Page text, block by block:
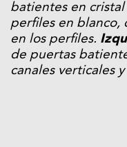
batientes en
perfiles en blanco,
en los perfiles.
de puertas
canales verticales